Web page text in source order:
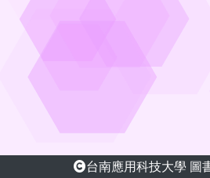
台南應用科技大學 圖